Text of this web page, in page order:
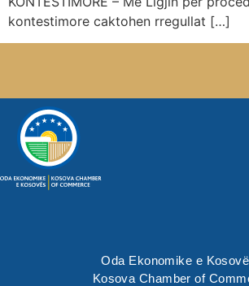
kontestimore caktohen rregullat […]
Oda Ekonomike e
Kosova Chamber of